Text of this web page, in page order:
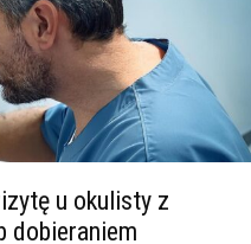
u okulisty z
dobieraniem